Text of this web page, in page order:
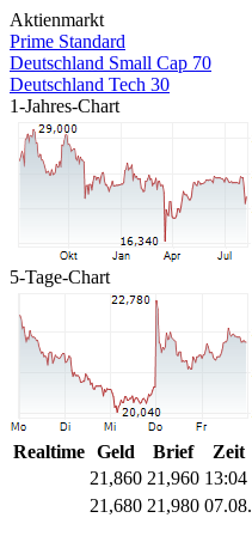
Aktienmarkt
Prime Standard
Deutschland Small Cap 70
Deutschland Tech 30
1-Jahres-Chart
5-Tage-Chart
Realtime Geld Brief
Zeit
21,860 21,960 13:04
21,680 21,980 07.08.